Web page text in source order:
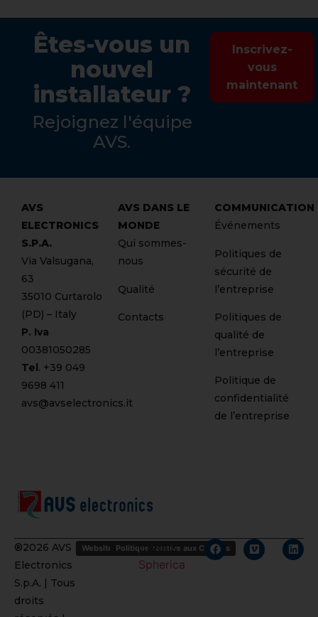
Êtes-vous un
nouvel
installateur ?
Rejoignez l'équipe
AVS.
Inscrivez-
vous
maintenant
AVS
ELECTRONICS
S.P.A.
Via Valsugana,
63
35010 Curtarolo
(PD) – Italy
P. Iva
00381050285
Tel. +39 049
9698 411
avs@avselectronics.it
AVS DANS LE
MONDE
Qui sommes-
nous
Qualité
Contacts
COMMUNICATION
Événements
Politiques de
sécurité de
l’entreprise
Politiques de
qualité de
l’entreprise
Politique de
confidentialité
de l’entreprise
®2026 AVS
Electronics
S.p.A. | Tous
droits
Website Politique de confidentialité
Politique relative aux Cookies
Credits
Spherica